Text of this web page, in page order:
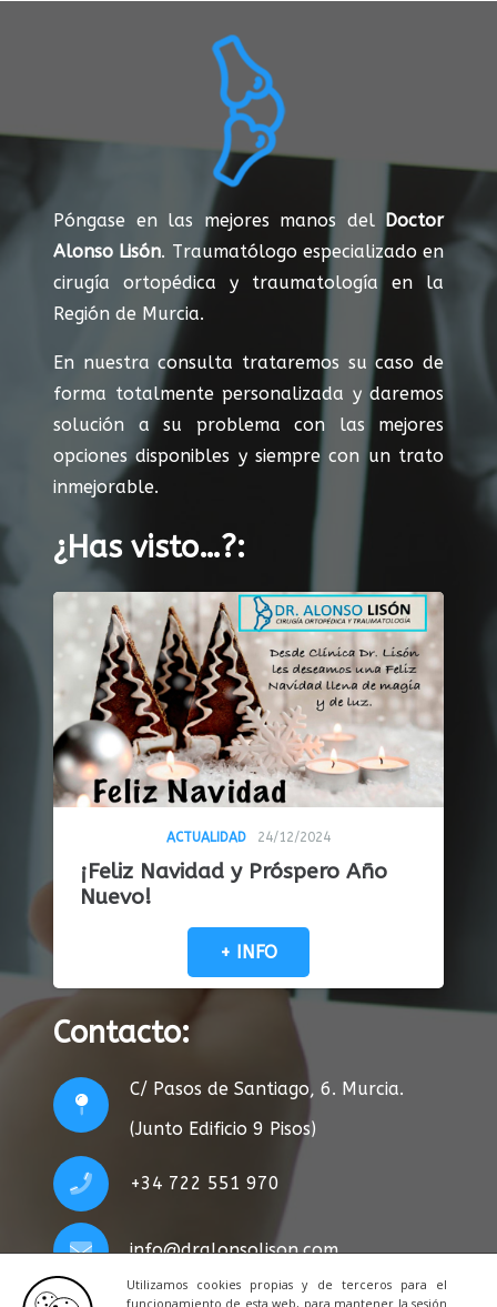
Utilizamos cookies propias y de terceros para el
funcionamiento de esta web, para mantener la sesión
Póngase en las mejores manos del Doctor
Alonso Lisón. Traumatólogo especializado en
cirugía ortopédica y traumatología en la
Región de Murcia.
En nuestra consulta trataremos su caso de
forma totalmente personalizada y daremos
solución a su problema con las mejores
opciones disponibles y siempre con un trato
inmejorable.
¿Has visto…?:
ACTUALIDAD 24/12/2024
¡Feliz Navidad y Próspero Año
Nuevo!
+ INFO
Contacto:
C/ Pasos de Santiago, 6. Murcia.
(Junto Edificio 9 Pisos)
+34 722 551 970
info@dralonsolison.com